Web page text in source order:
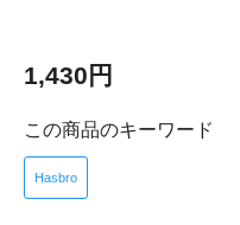
1,430円
この商品のキーワード
Hasbro